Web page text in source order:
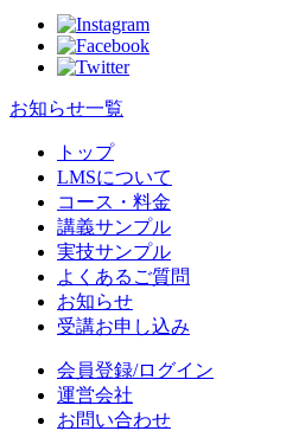
お知らせ一覧
トップ
LMSについて
コース・料金
講義サンプル
実技サンプル
よくあるご質問
お知らせ
受講お申し込み
会員登録/ログイン
運営会社
お問い合わせ